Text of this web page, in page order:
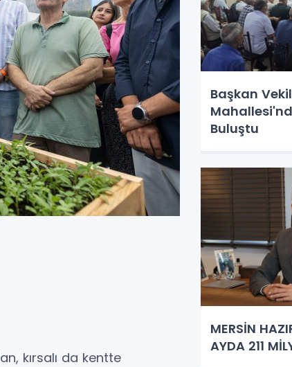
kırsalı da kentte
Başkan
Buluştu
MERSİN
AYDA 211